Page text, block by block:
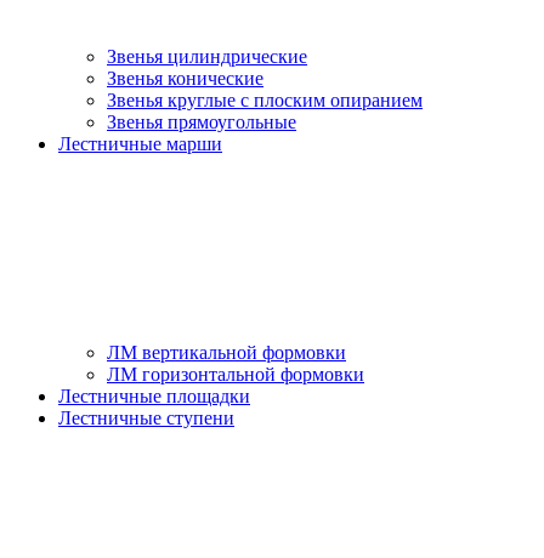
Звенья цилиндрические
Звенья конические
Звенья круглые с плоским опиранием
Звенья прямоугольные
Лестничные марши
ЛМ вертикальной формовки
ЛМ горизонтальной формовки
Лестничные площадки
Лестничные ступени